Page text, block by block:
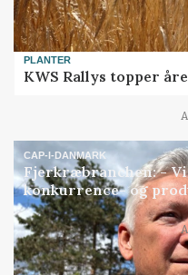
PLANTER
KWS Rallys topper
CAP-I-DANMARK
Fjerkræbranchen: -
konkurrence- og